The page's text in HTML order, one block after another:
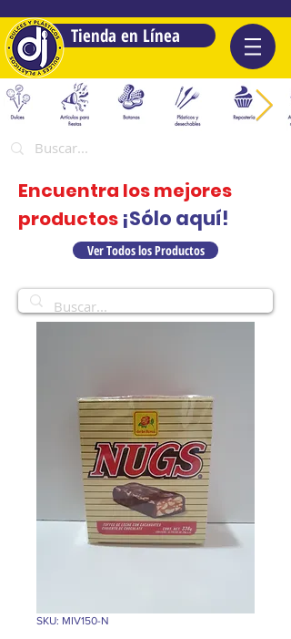
Tienda en Línea
Encuentra los mejores
productos ¡Sólo aquí!
Ver Todos los Productos
SKU: MIV150-N